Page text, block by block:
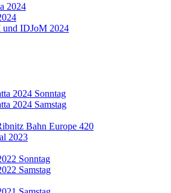
2024
und IDJoM 2024
2024 Sonntag
2024 Samstag
Bahn Europe 420
2023
Sonntag
Samstag